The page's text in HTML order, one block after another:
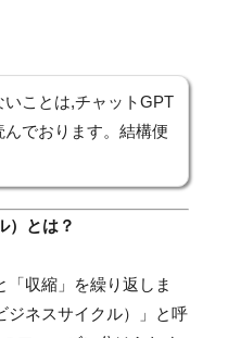
いことは,チャットGPT
んでおります。結構便
）とは？
「収縮」を繰り返しま
ジネスサイクル）」と呼